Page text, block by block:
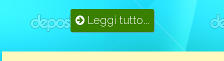
Leggi tutto...